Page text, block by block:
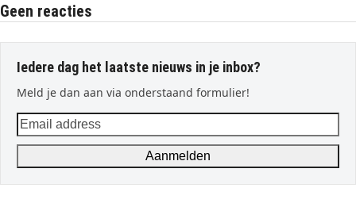
Geen reacties
Iedere dag het laatste nieuws in je inbox?
Meld je dan aan via onderstaand formulier!
Email
address
Aanmelden